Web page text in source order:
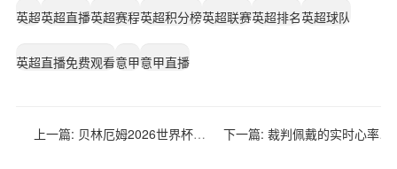
英超英超直播英超赛程英超积分榜英超联赛英超排名英超球队
英超直播免费观看意甲意甲直播
上一篇: 贝林厄姆2026世界杯：英格兰新核能否带队夺冠？ 下一篇: 裁判佩戴的实时心率监测与执法强度关联：2026年世界杯前瞻